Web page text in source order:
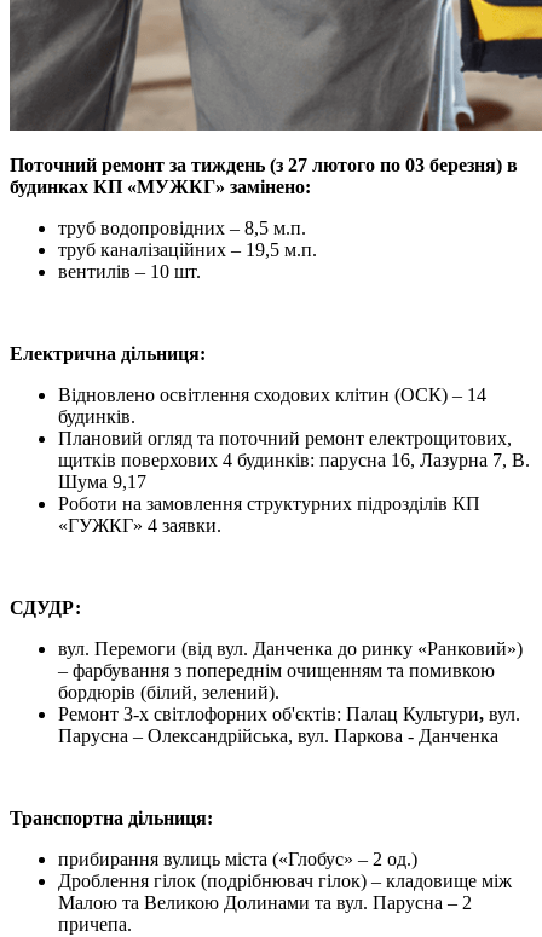
Поточний ремонт за тиждень (з 27 лютого по 03 березня) в
будинках КП «МУЖКГ» замінено:
труб водопровідних – 8,5 м.п.
труб каналізаційних – 19,5 м.п.
вентилів – 10 шт.
Електрична дільниця:
Відновлено освітлення сходових клітин (ОСК) – 14
будинків.
Плановий огляд та поточний ремонт електрощитових,
щитків поверхових 4 будинків: парусна 16, Лазурна 7, В.
Шума 9,17
Роботи на замовлення структурних підрозділів КП
«ГУЖКГ» 4 заявки.
СДУДР:
вул. Перемоги (від вул. Данченка до ринку «Ранковий»)
– фарбування з попереднім очищенням та помивкою
бордюрів (білий, зелений).
Ремонт 3-х світлофорних об'єктів: Палац Культури, вул.
Парусна – Олександрійська, вул. Паркова - Данченка
Транспортна дільниця:
прибирання вулиць міста («Глобус» – 2 од.)
Дроблення гілок (подрібнювач гілок) – кладовище між
Малою та Великою Долинами та вул. Парусна – 2
причепа.